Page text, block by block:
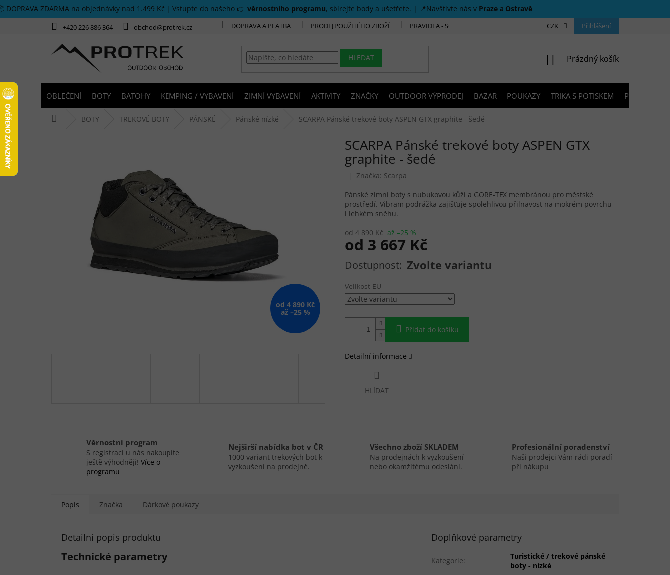
Přejít na obsah
DOPRAVA ZDARMA na objednávky nad 1.499 Kč | Vstupte do našeho 👉 věrnostního programu, sbírejte body a ušetřete. | 📍Navštivte nás v Praze a Ostravě
+420 226 886 364 obchod@protrek.cz DOPRAVA A PLATBA PRODEJ POUŽITÉHO ZBOŽÍ PRAVIDLA - SOUTĚŽE PRODEJNY KONTAKTY
CZK Přihlášení
HLEDAT NÁKUPNÍ KOŠÍK
Prázdný košík
OBLEČENÍ BOTY BATOHY KEMPING / VYBAVENÍ ZIMNÍ VYBAVENÍ AKTIVITY ZNAČKY OUTDOOR VÝPRODEJ BAZAR POUKAZY TRIKA S POTISKEM PŮJČOVNA
BOTY TREKOVÉ BOTY PÁNSKÉ Pánské nízké SCARPA Pánské trekové boty ASPEN GTX graphite - šedé
od 4 890 Kč
až –25 %
SCARPA Pánské trekové boty ASPEN GTX
graphite - šedé
Značka: Scarpa
od 4 890 Kč až –25 %
od 3 667 Kč
Měrná cena: Zvolte variantu
Velikost EU
Přidat do košíku
Pánské zimní boty s nubukovou kůží a GORE-TEX membránou pro městské
prostředí. Vibram podrážka zajišťuje spolehlivou přilnavost na mokrém povrchu
i lehkém sněhu.
Detailní informace
HLÍDAT
Věrnostní program
S registrací u nás nakoupíte
ještě výhodněji! Více o
programu
Nejširší nabídka bot v ČR
1000 variant trekových bot k
vyzkoušení na prodejně.
Všechno zboží SKLADEM
Na prodejnách k vyzkoušení
nebo okamžitému odeslání.
Profesionální poradenství
Naši prodejci Vám rádi poradí
při nákupu
Popis Značka Dárkové poukazy
Detailní popis produktu
Technické parametry
Doplňkové parametry
Kategorie:
Turistické / trekové pánské
boty - nízké